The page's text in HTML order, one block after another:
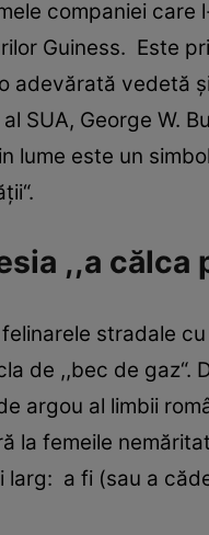
companiei
Guiness. Este
adevărată
SUA, George W.
lume este un
,,a călca
stradale
de ,,bec de
argou al limbii
la femeile
larg: a fi (sau a